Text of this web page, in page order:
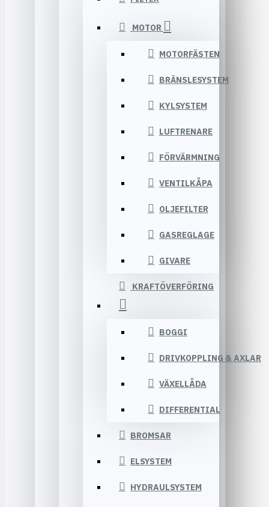
MOTOR
MOTORFÄSTEN
BRÄNSLESYSTEM
KYLSYSTEM
LUFTRENARE
FÖRVÄRMNING
VENTILKÅPA
OLJEFILTER
GASREGLAGE
GIVARE
KRAFTÖVERFÖRING
BOGGI
DRIVKOPPLING & AXLAR
VÄXELLÅDA
DIFFERENTIAL
BROMSAR
ELSYSTEM
HYDRAULSYSTEM